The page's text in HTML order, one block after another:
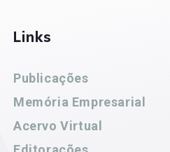
Links
Publicações
Memória Empresarial
Acervo Virtual